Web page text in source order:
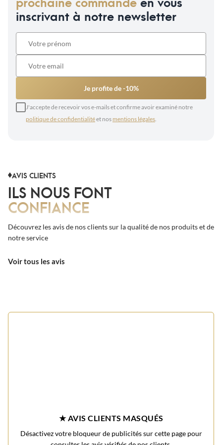
inscrivant à notre newsletter
Je profite de -10%
J'accepte de recevoir vos e-mails et confirme avoir examiné notre
politique de confidentialitéet nos mentions légales.
AVIS CLIENTS
ILS NOUS FONT
CONFIANCE
Découvrez les avis de nos clients sur la qualité de nos produits et de
notre service
Voir tous les avis
consulter les avis vérifiés de nos clients.